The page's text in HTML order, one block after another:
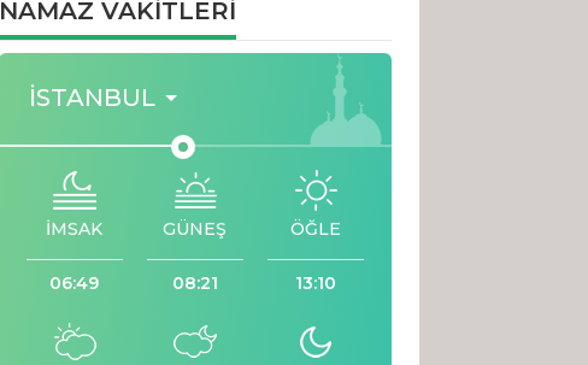
NAMAZ VAKİTLERİ
İSTANBUL
İMSAK
06:49
GÜNEŞ
08:21
ÖĞLE
13:10